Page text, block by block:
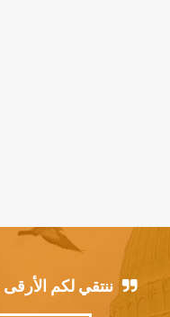
ننتقي لكم